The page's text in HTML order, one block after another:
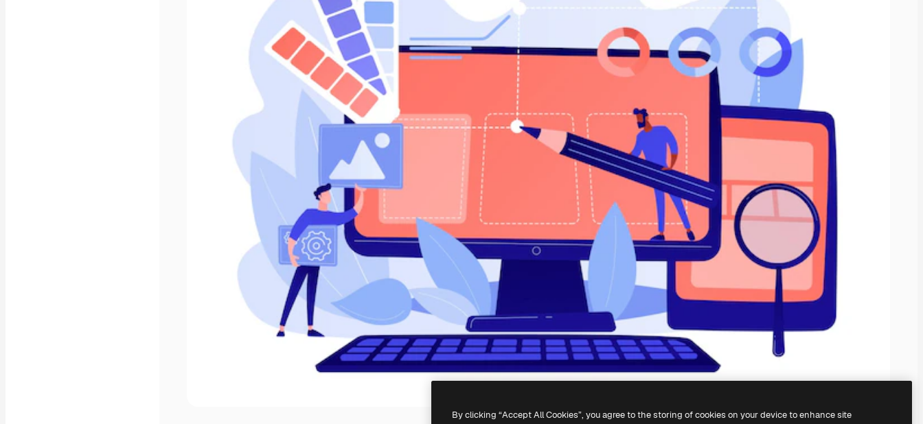
By clicking “Accept All Cookies”, you agree to the storing of cookies on your device to enhance site